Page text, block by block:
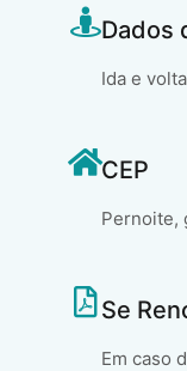
Dados
Ida e
CEP
Pernoite,
Se
Em caso